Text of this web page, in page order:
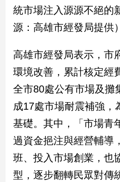
方
新
冠
毒
區
南
台
灣
觀
點
統市場注入源源不絕的
源：高雄市經發局提供）
高雄市經發局表示，市
環境改善，累計核定經
全市80處公有市場及攤
成17處市場耐震補強，
基礎。其中，「市場青
過資金挹注與經營輔導
班、投入市場創業，也
型，逐步翻轉民眾對傳